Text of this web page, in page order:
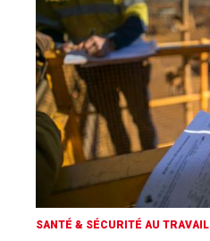
SANTÉ & SÉCURITÉ AU TRAVAIL